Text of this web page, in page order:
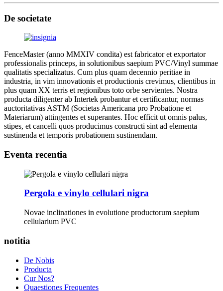
De societate
FenceMaster (anno MMXIV condita) est fabricator et exportator
professionalis princeps, in solutionibus saepium PVC/Vinyl summae
qualitatis specializatus. Cum plus quam decennio peritiae in
industria, in vim innovationis et productionis crevimus, clientibus in
plus quam XX terris et regionibus toto orbe servientes. Nostra
producta diligenter ab Intertek probantur et certificantur, normas
auctoritativas ASTM (Societas Americana pro Probatione et
Materiarum) attingentes et superantes. Hoc efficit ut omnis palus,
stipes, et cancelli quos producimus constructi sint ad elementa
sustinenda et temporis probationem sustinendam.
Eventa recentia
Pergola e vinylo cellulari nigra
Novae inclinationes in evolutione productorum saepium
cellularium PVC
notitia
De Nobis
Producta
Cur Nos?
Quaestiones Frequentes